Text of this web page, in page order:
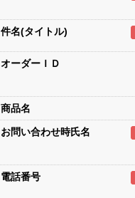
件名(タイトル)
オーダーＩＤ
商品名
お問い合わせ時氏名
電話番号